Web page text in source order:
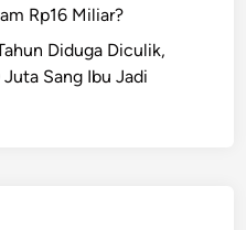
Rp16 Miliar?
Diduga Diculik,
Sang Ibu Jadi